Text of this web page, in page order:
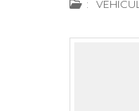
: